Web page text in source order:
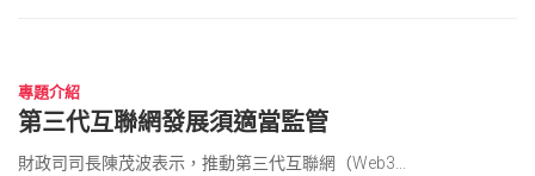
專題介紹
第三代互聯網發展須適當監管
財政司司長陳茂波表示，推動第三代互聯網（Web3...